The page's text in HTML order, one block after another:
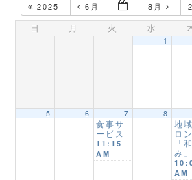
2025 6月 8月
日 月 火 水
1
5 6 7
食事サ
ービス
11:15
AM
8
地
ロン
「和
み」
AM